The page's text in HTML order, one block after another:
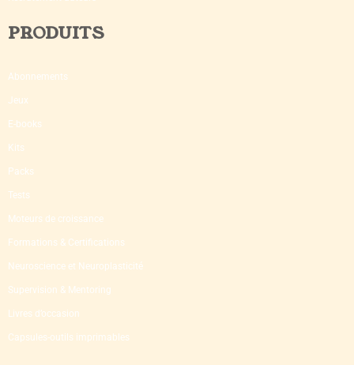
PRODUITS
Abonnements
Jeux
E-books
Kits
Packs
Tests
Moteurs de croissance
Formations & Certifications
Neuroscience et Neuroplasticité
Supervision & Mentoring
Livres d’occasion
Capsules-outils imprimables